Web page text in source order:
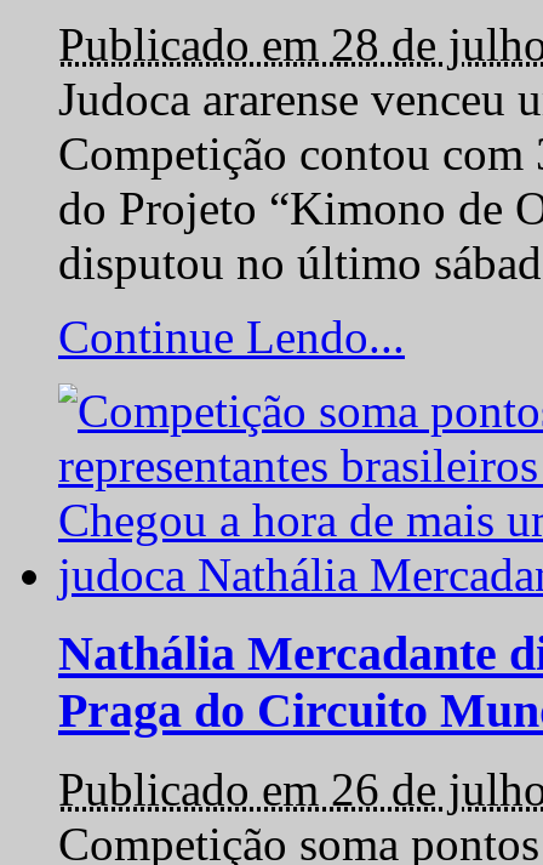
Publicado em 28 de
Judoca ararense venceu
Competição contou com
do Projeto “Kimono de
disputou no último
Continue Lendo...
Nathália Mercadante
Praga do Circuito
Publicado em 26 de
Competição soma